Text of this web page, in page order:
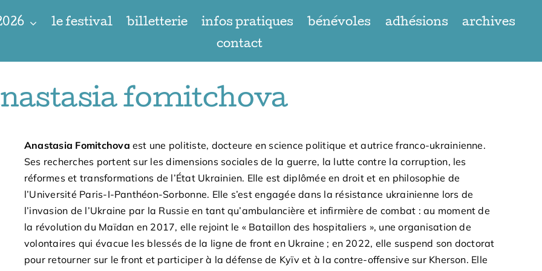
le festival billetterie infos pratiques bénévoles adhésions
archives
contact
fomitchova
Anastasia Fomitchova est une politiste, docteure en science politique et autrice franco-ukrainienne.
Ses recherches portent sur les dimensions sociales de la guerre, la lutte contre la corruption, les
réformes et transformations de l’État Ukrainien. Elle est diplômée en droit et en philosophie de
l’Université Paris-I-Panthéon-Sorbonne. Elle s’est engagée dans la résistance ukrainienne lors de
l’invasion de l’Ukraine par la Russie en tant qu’ambulancière et infirmière de combat : au moment de
la révolution du Maïdan en 2017, elle rejoint le « Bataillon des hospitaliers », une organisation de
volontaires qui évacue les blessés de la ligne de front en Ukraine ; en 2022, elle suspend son doctorat
pour retourner sur le front et participer à la défense de Kyïv et à la contre-offensive sur Kherson. Elle